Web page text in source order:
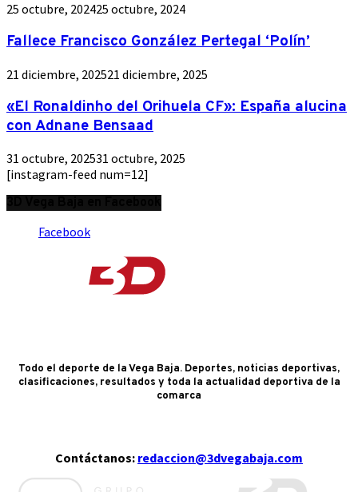
25 octubre, 202425 octubre, 2024
Fallece Francisco González Pertegal ‘Polín’
21 diciembre, 202521 diciembre, 2025
«El Ronaldinho del Orihuela CF»: España alucina
con Adnane Bensaad
31 octubre, 202531 octubre, 2025
[instagram-feed num=12]
Facebook
Todo el deporte de la Vega Baja. Deportes, noticias deportivas,
clasificaciones, resultados y toda la actualidad deportiva de la
comarca
Contáctanos: redaccion@3dvegabaja.com